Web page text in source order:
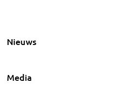
Nieuws
Media